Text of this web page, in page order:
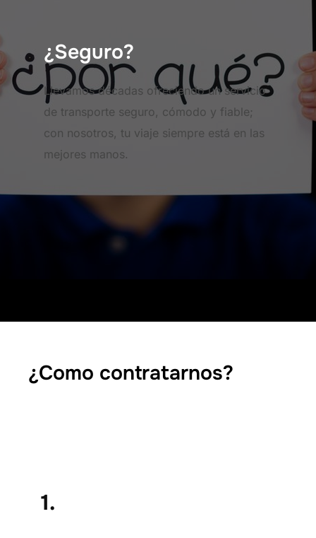
¿Seguro?
Llevamos décadas ofreciendo un servicio
de transporte seguro, cómodo y fiable;
con nosotros, tu viaje siempre está en las
mejores manos.
¿Como contratarnos?
1.